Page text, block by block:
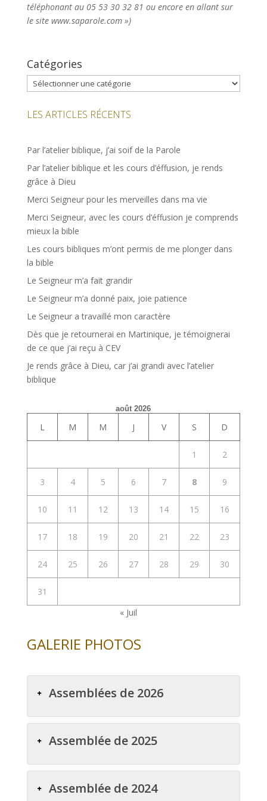
téléphonant au 05 53 30 32 81 ou encore en allant sur
le site www.saparole.com »)
Catégories
Catégories
LES ARTICLES RÉCENTS
Par l’atelier biblique, j’ai soif de la Parole
Par l’atelier biblique et les cours d’éffusion, je rends
grâce à Dieu
Merci Seigneur pour les merveilles dans ma vie
Merci Seigneur, avec les cours d’éffusion je comprends
mieux la bible
Les cours bibliques m’ont permis de me plonger dans
la bible
Le Seigneur m’a fait grandir
Le Seigneur m’a donné paix, joie patience
Le Seigneur a travaillé mon caractère
Dès que je retournerai en Martinique, je témoignerai
de ce que j’ai reçu à CEV
Je rends grâce à Dieu, car j’ai grandi avec l’atelier
biblique
août 2026
L M M J V S D
1 2
3 4 5 6 7 8 9
10 11 12 13 14 15 16
17 18 19 20 21 22 23
24 25 26 27 28 29 30
31
« Juil
GALERIE PHOTOS
Assemblées de 2026
Assemblée de 2025
Assemblée de 2024